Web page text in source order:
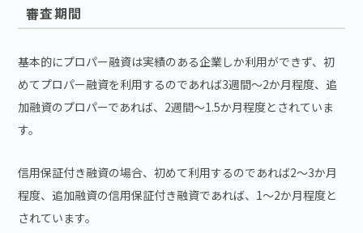
審査期間
基本的にプロパー融資は実績のある企業しか利用ができず、初
めてプロパー融資を利用するのであれば3週間～2か月程度、追
加融資のプロパーであれば、2週間～1.5か月程度とされていま
す。
信用保証付き融資の場合、初めて利用するのであれば2～3か月
程度、追加融資の信用保証付き融資であれば、1～2か月程度と
されています。